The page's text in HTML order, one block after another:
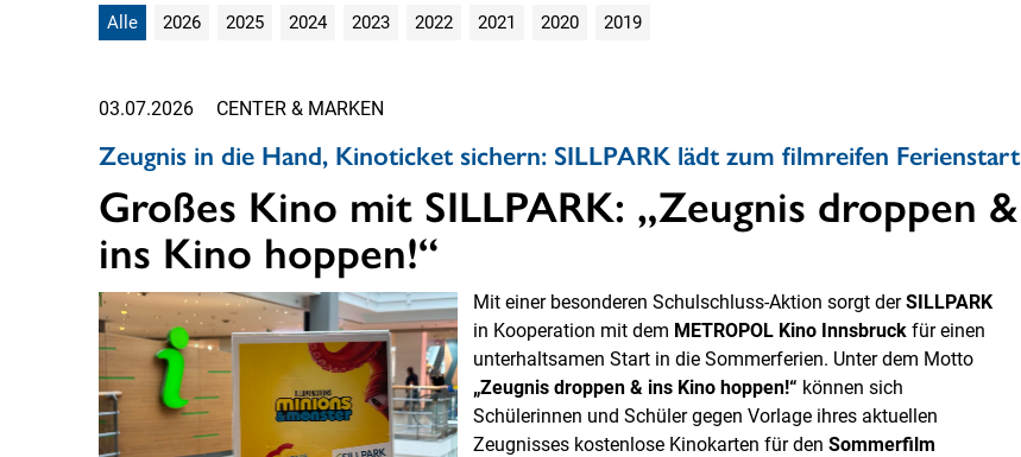
Alle 2026 2025 2024 2023 2022 2021 2020 2019
03.07.2026 CENTER & MARKEN
Zeugnis in die Hand, Kinoticket sichern: SILLPARK lädt zum filmreifen Ferienstart
Großes Kino mit SILLPARK: „Zeugnis droppen &
ins Kino hoppen!“
Mit einer besonderen Schulschluss-Aktion sorgt derSILLPARK
in Kooperation mit dem METROPOL Kino Innsbruck für einen
unterhaltsamen Start in die Sommerferien. Unter dem Motto
„Zeugnis droppen & ins Kino hoppen!“ können sich
Schülerinnen und Schüler gegen Vorlage ihres aktuellen
Zeugnisses kostenlose Kinokarten für denSommerfilm